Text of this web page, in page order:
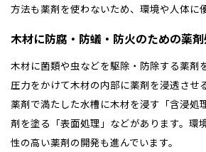
方法も薬剤を使わないため、環境や人体に
木材に防腐・防蟻・防火のための薬
木材に菌類や虫などを駆除・防除する薬剤
圧力をかけて木材の内部に薬剤を浸透させ
薬剤で満たした水槽に木材を浸す「含浸処
剤を塗る「表面処理」などがあります。環
性の高い薬剤の開発も進んでいます。